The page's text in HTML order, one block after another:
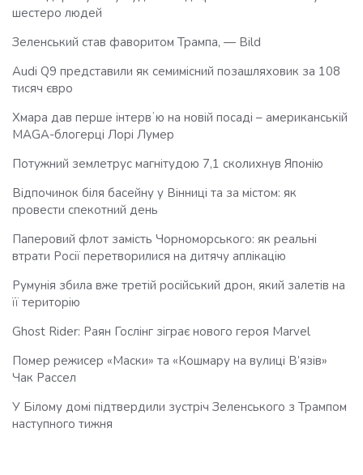
шестеро людей
Зеленський став фаворитом Трампа, — Bild
Audi Q9 представили як семимісний позашляховик за 108
тисяч євро
Хмара дав перше інтервʼю на новій посаді – американській
MAGA-блогерці Лорі Лумер
Потужний землетрус магнітудою 7,1 сколихнув Японію
Відпочинок біля басейну у Вінниці та за містом: як
провести спекотний день
Паперовий флот замість Чорноморського: як реальні
втрати Росії перетворилися на дитячу аплікацію
Румунія збила вже третій російський дрон, який залетів на
її територію
Ghost Rider: Раян Гослінг зіграє нового героя Marvel
Помер режисер «Маски» та «Кошмару на вулиці В’язів»
Чак Рассел
У Білому домі підтвердили зустріч Зеленського з Трампом
наступного тижня